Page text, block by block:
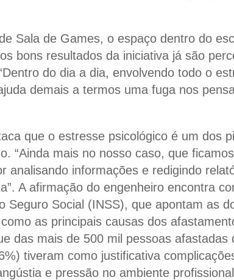
Sala de Games, o espaço dentro do
bons resultados da iniciativa já são
do dia a dia, envolvendo todo o
demais a termos uma fuga nos
que o estresse psicológico é um dos
“Ainda mais no nosso caso, que
analisando informações e redigindo
A afirmação do engenheiro encontra
Seguro Social (INSS), que apontam as
as principais causas dos
das mais de 500 mil pessoas
tiveram como justificativa
e pressão no ambiente